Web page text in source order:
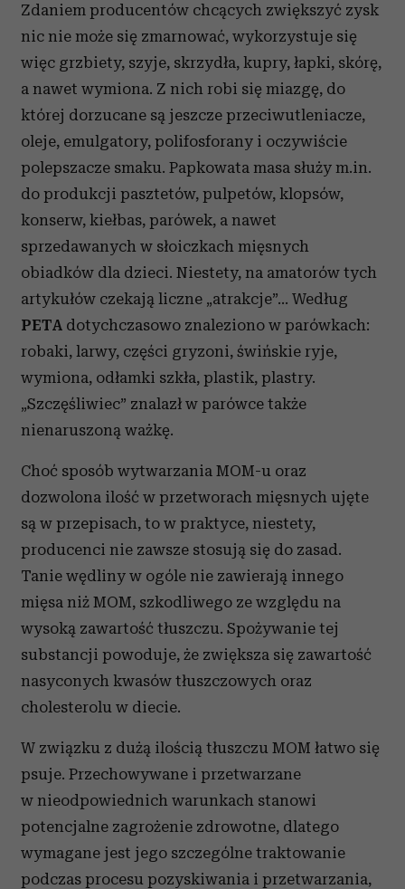
Zdaniem producentów chcących zwiększyć zysk
nic nie może się zmarnować, wykorzystuje się
więc grzbiety, szyje, skrzydła, kupry, łapki, skórę,
a nawet wymiona. Z nich robi się miazgę, do
której dorzucane są jeszcze przeciwutleniacze,
oleje, emulgatory, polifosforany i oczywiście
polepszacze smaku. Papkowata masa służy m.in.
do produkcji pasztetów, pulpetów, klopsów,
konserw, kiełbas, parówek, a nawet
sprzedawanych w słoiczkach mięsnych
obiadków dla dzieci. Niestety, na amatorów tych
artykułów czekają liczne „atrakcje”… Według
PETA dotychczasowo znaleziono w parówkach:
robaki, larwy, części gryzoni, świńskie ryje,
wymiona, odłamki szkła, plastik, plastry.
„Szczęśliwiec” znalazł w parówce także
nienaruszoną ważkę.
Choć sposób wytwarzania MOM-u oraz
dozwolona ilość w przetworach mięsnych ujęte
są w przepisach, to w praktyce, niestety,
producenci nie zawsze stosują się do zasad.
Tanie wędliny w ogóle nie zawierają innego
mięsa niż MOM, szkodliwego ze względu na
wysoką zawartość tłuszczu. Spożywanie tej
substancji powoduje, że zwiększa się zawartość
nasyconych kwasów tłuszczowych oraz
cholesterolu w diecie.
W związku z dużą ilością tłuszczu MOM łatwo się
psuje. Przechowywane i przetwarzane
w nieodpowiednich warunkach stanowi
potencjalne zagrożenie zdrowotne, dlatego
wymagane jest jego szczególne traktowanie
podczas procesu pozyskiwania i przetwarzania,